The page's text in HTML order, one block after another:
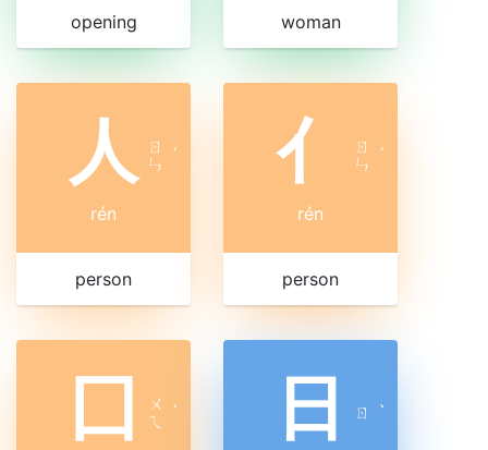
opening woman
人
ㄖ
ㄣ ˊ
rén
person
亻
ㄖ
ㄣ ˊ
rén
person
囗
ㄨ
ㄟ
ˊ 日 ㄖ ˋ